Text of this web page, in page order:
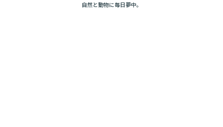
自然と動物に毎日夢中。